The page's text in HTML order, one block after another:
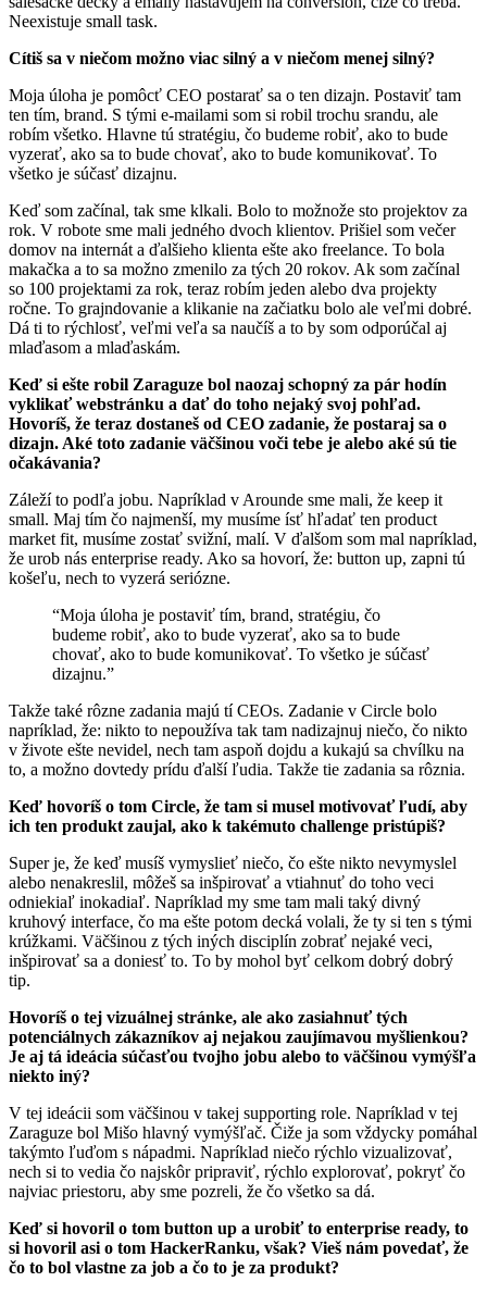
Neexistuje small task.
Cítiš sa v niečom možno viac silný a v niečom menej silný?
Moja úloha je pomôcť CEO postarať sa o ten dizajn. Postaviť tam
ten tím, brand. S tými e-mailami som si robil trochu srandu, ale
robím všetko. Hlavne tú stratégiu, čo budeme robiť, ako to bude
vyzerať, ako sa to bude chovať, ako to bude komunikovať. To
všetko je súčasť dizajnu.
Keď som začínal, tak sme klkali. Bolo to možnože sto projektov za
rok. V robote sme mali jedného dvoch klientov. Prišiel som večer
domov na internát a ďalšieho klienta ešte ako freelance. To bola
makačka a to sa možno zmenilo za tých 20 rokov. Ak som začínal
so 100 projektami za rok, teraz robím jeden alebo dva projekty
ročne. To grajndovanie a klikanie na začiatku bolo ale veľmi dobré.
Dá ti to rýchlosť, veľmi veľa sa naučíš a to by som odporúčal aj
mlaďasom a mlaďaskám.
Keď si ešte robil Zaraguze bol naozaj schopný za pár hodín
vyklikať webstránku a dať do toho nejaký svoj pohľad.
Hovoríš, že teraz dostaneš od CEO zadanie, že postaraj sa o
dizajn. Aké toto zadanie väčšinou voči tebe je alebo aké sú tie
očakávania?
Záleží to podľa jobu. Napríklad v Arounde sme mali, že keep it
small. Maj tím čo najmenší, my musíme ísť hľadať ten product
market fit, musíme zostať svižní, malí. V ďalšom som mal napríklad,
že urob nás enterprise ready. Ako sa hovorí, že: button up, zapni tú
košeľu, nech to vyzerá seriózne.
“Moja úloha je postaviť tím, brand, stratégiu, čo
budeme robiť, ako to bude vyzerať, ako sa to bude
chovať, ako to bude komunikovať. To všetko je súčasť
dizajnu.”
Takže také rôzne zadania majú tí CEOs. Zadanie v Circle bolo
napríklad, že: nikto to nepoužíva tak tam nadizajnuj niečo, čo nikto
v živote ešte nevidel, nech tam aspoň dojdu a kukajú sa chvílku na
to, a možno dovtedy prídu ďalší ľudia. Takže tie zadania sa rôznia.
Keď hovoríš o tom Circle, že tam si musel motivovať ľudí, aby
ich ten produkt zaujal, ako k takémuto challenge pristúpiš?
Super je, že keď musíš vymyslieť niečo, čo ešte nikto nevymyslel
alebo nenakreslil, môžeš sa inšpirovať a vtiahnuť do toho veci
odniekiaľ inokadiaľ. Napríklad my sme tam mali taký divný
kruhový interface, čo ma ešte potom decká volali, že ty si ten s tými
krúžkami. Väčšinou z tých iných disciplín zobrať nejaké veci,
inšpirovať sa a doniesť to. To by mohol byť celkom dobrý dobrý
tip.
Hovoríš o tej vizuálnej stránke, ale ako zasiahnuť tých
potenciálnych zákazníkov aj nejakou zaujímavou myšlienkou?
Je aj tá ideácia súčasťou tvojho jobu alebo to väčšinou vymýšľa
niekto iný?
V tej ideácii som väčšinou v takej supporting role. Napríklad v tej
Zaraguze bol Mišo hlavný vymýšľač. Čiže ja som vždycky pomáhal
takýmto ľuďom s nápadmi. Napríklad niečo rýchlo vizualizovať,
nech si to vedia čo najskôr pripraviť, rýchlo explorovať, pokryť čo
najviac priestoru, aby sme pozreli, že čo všetko sa dá.
Keď si hovoril o tom button up a urobiť to enterprise ready, to
si hovoril asi o tom HackerRanku, však? Vieš nám povedať, že
čo to bol vlastne za job a čo to je za produkt?